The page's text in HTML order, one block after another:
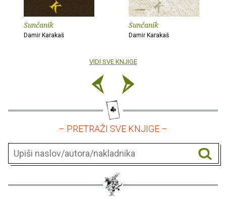
Sunčanik
Damir Karakaš
Sunčanik
Damir Karakaš
VIDI SVE KNJIGE
– PRETRAŽI SVE KNJIGE –